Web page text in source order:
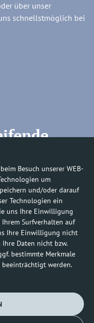
Besuch unserer WEB-
um
und/oder darauf
Technologien ein
uns Ihre Einwilligung
Surfverhalten auf
Ihre Einwilligung nicht
Daten nicht bzw.
bestimmte Merkmale
werden.
über unser
schnellstmöglich bei